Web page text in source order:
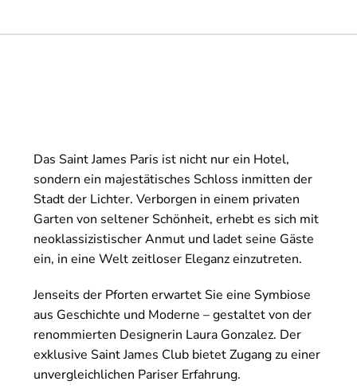
Das Saint James Paris ist nicht nur ein Hotel,
sondern ein majestätisches Schloss inmitten der
Stadt der Lichter. Verborgen in einem privaten
Garten von seltener Schönheit, erhebt es sich mit
neoklassizistischer Anmut und ladet seine Gäste
ein, in eine Welt zeitloser Eleganz einzutreten.
Jenseits der Pforten erwartet Sie eine Symbiose
aus Geschichte und Moderne – gestaltet von der
renommierten Designerin Laura Gonzalez. Der
exklusive Saint James Club bietet Zugang zu einer
unvergleichlichen Pariser Erfahrung.